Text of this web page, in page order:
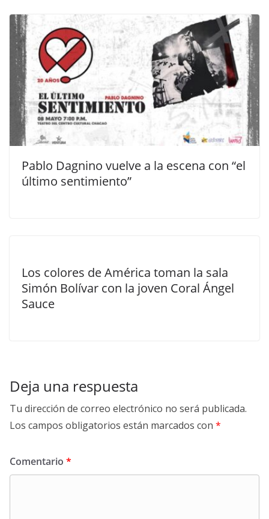
Pablo Dagnino vuelve a la escena con “el
último sentimiento”
Los colores de América toman la sala
Simón Bolívar con la joven Coral Ángel
Sauce
Deja una respuesta
Tu dirección de correo electrónico no será publicada.
Los campos obligatorios están marcados con *
Comentario *